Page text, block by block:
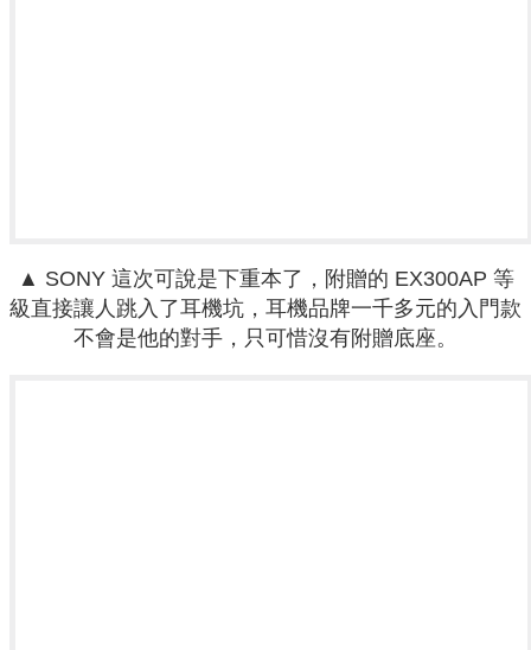
▲ SONY 這次可說是下重本了，附贈的 EX300AP 等
級直接讓人跳入了耳機坑，耳機品牌一千多元的入門款
不會是他的對手，只可惜沒有附贈底座。